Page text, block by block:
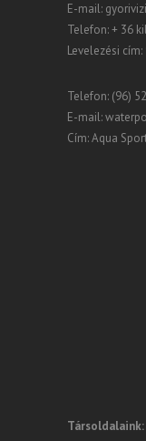
E-mail:
Telefon: + 36
Levelezési cím:
Telefon: (96)
E-mail:
Cím: Aqua
Társoldalaink: